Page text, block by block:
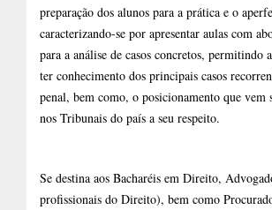
preparação dos alunos para a prática e o
caracterizando-se por apresentar aulas com
para a análise de casos concretos, permitindo
ter conhecimento dos principais casos
penal, bem como, o posicionamento que vem
nos Tribunais do país a seu respeito.
Se destina aos Bacharéis em Direito,
profissionais do Direito), bem como